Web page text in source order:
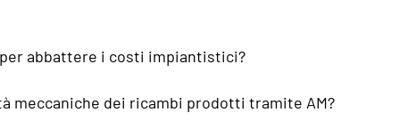
abbattere i costi impiantistici?
meccaniche dei ricambi prodotti tramite AM?